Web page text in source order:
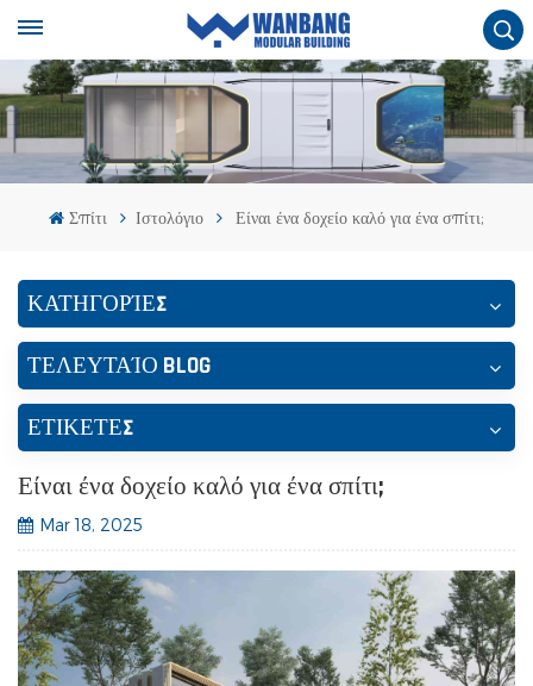
Σπίτι Ιστολόγιο Είναι ένα δοχείο καλό για ένα σπίτι;
ΚΑΤΗΓΟΡΊΕΣ
ΤΕΛΕΥΤΑΊΟ BLOG
ΕΤΙΚΕΤΕΣ
Είναι ένα δοχείο καλό για ένα σπίτι;
Mar 18, 2025